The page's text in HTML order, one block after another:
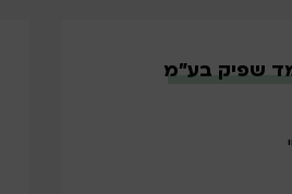
שפיק בע”מ